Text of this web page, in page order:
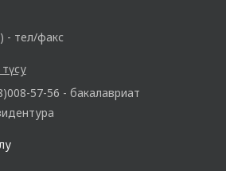
- тел/факс
57-56 - бакалавриат